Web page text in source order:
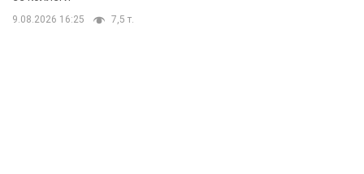
9.08.2026 16:25 7,5 т.